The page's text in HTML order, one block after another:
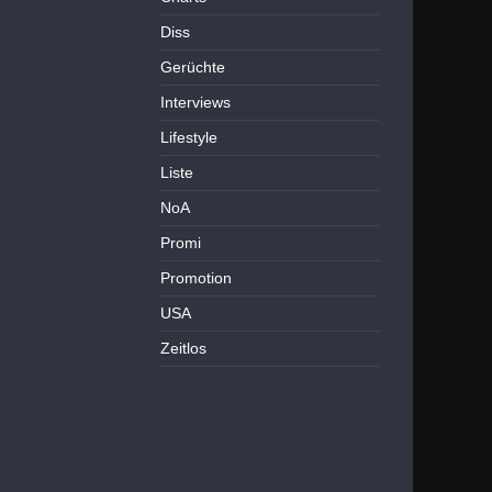
Diss
Gerüchte
Interviews
Lifestyle
Liste
NoA
Promi
Promotion
USA
Zeitlos